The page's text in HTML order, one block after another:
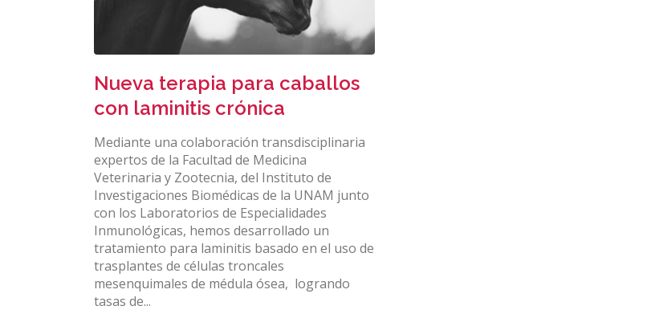
Nueva terapia para caballos
con laminitis crónica
Mediante una colaboración transdisciplinaria
expertos de la Facultad de Medicina
Veterinaria y Zootecnia, del Instituto de
Investigaciones Biomédicas de la UNAM junto
con los Laboratorios de Especialidades
Inmunológicas, hemos desarrollado un
tratamiento para laminitis basado en el uso de
trasplantes de células troncales
mesenquimales de médula ósea, logrando
tasas de...